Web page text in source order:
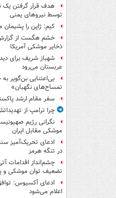
هدف قرار گرفتن
توسط نیروهای یمنی
کیم: ژاپن را پشیمان
خشم هگست از
ذخایر موشکی آمریکا
شهباز شریف برای
عربستان می‌رود
بی‌اعتنایی بن‌گویر
تمساح‌های نگهبان»
سفر مقام ارشد
چرا ترامپ از
نگرانی رژیم
موشکی مقابل ایران
ادعای تحریک‌آمیز
در تنگه هرمز
چشم‌انداز اقدامات
تضعیف توان موشکی و
ادعای آکسیوس:
اعلام می‌شود